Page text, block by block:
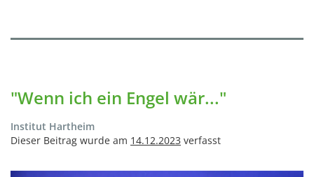
"Wenn ich ein Engel wär..."
Institut Hartheim
Dieser Beitrag wurde am 14.12.2023 verfasst